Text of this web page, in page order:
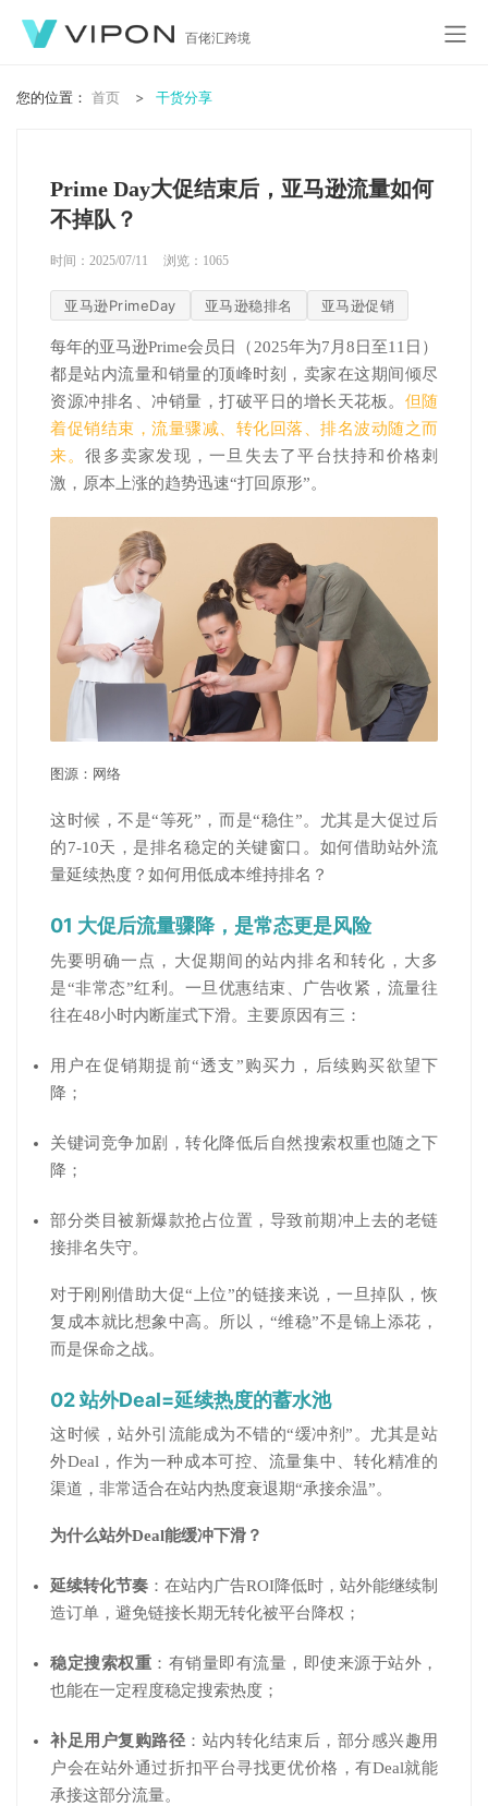
百佬汇跨境
您的位置： 首页 干货分享
Prime Day大促结束后，亚马逊流量如何
不掉队？
时间：2025/07/11 浏览： 1065
亚马逊PrimeDay 亚马逊稳排名 亚马逊促销
每年的亚马逊Prime会员日（2025年为7月8日至11日）
都是站内流量和销量的顶峰时刻，卖家在这期间倾尽
资源冲排名、冲销量，打破平日的增长天花板。 但随
着促销结束，流量骤减、转化回落、排名波动随之而
来。很多卖家发现，一旦失去了平台扶持和价格刺
激，原本上涨的趋势迅速“打回原形”。
图源：网络
这时候，不是“等死”，而是“稳住”。尤其是大促过后
的7-10天，是排名稳定的关键窗口。如何借助站外流
量延续热度？如何用低成本维持排名？
01 大促后流量骤降，是常态更是风险
先要明确一点，大促期间的站内排名和转化，大多
是“非常态”红利。一旦优惠结束、广告收紧，流量往
往在48小时内断崖式下滑。主要原因有三：
用户在促销期提前“透支”购买力，后续购买欲望下
降；
关键词竞争加剧，转化降低后自然搜索权重也随之下
降；
部分类目被新爆款抢占位置，导致前期冲上去的老链
接排名失守。
对于刚刚借助大促“上位”的链接来说，一旦掉队，恢
复成本就比想象中高。所以，“维稳”不是锦上添花，
而是保命之战。
02 站外Deal=延续热度的蓄水池
这时候，站外引流能成为不错的“缓冲剂”。尤其是站
外Deal，作为一种成本可控、流量集中、转化精准的
渠道，非常适合在站内热度衰退期“承接余温”。
为什么站外Deal能缓冲下滑？
延续转化节奏 ：在站内广告ROI降低时，站外能继续制
造订单，避免链接长期无转化被平台降权；
稳定搜索权重 ：有销量即有流量，即使来源于站外，
也能在一定程度稳定搜索热度；
补足用户复购路径 ：站内转化结束后，部分感兴趣用
户会在站外通过折扣平台寻找更优价格，有Deal就能
承接这部分流量。